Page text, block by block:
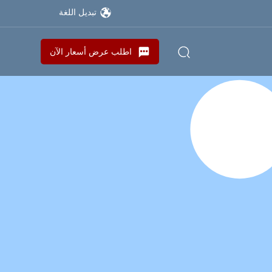
تبديل اللغة
اطلب عرض أسعار الآن